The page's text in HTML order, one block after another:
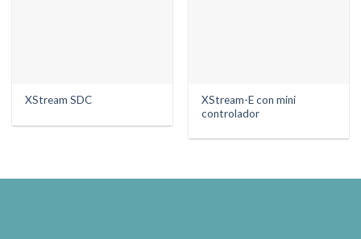
XStream SDC
XStream-E con mini
controlador